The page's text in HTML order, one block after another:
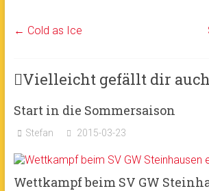
← Cold as Ice
Vielleicht gefällt dir auch
Start in die Sommersaison
Stefan 2015-03-23
Wettkampf beim SV GW